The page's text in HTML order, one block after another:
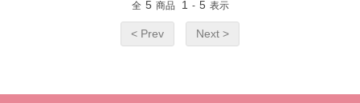
全 5 商品 1 - 5 表示
< Prev Next >